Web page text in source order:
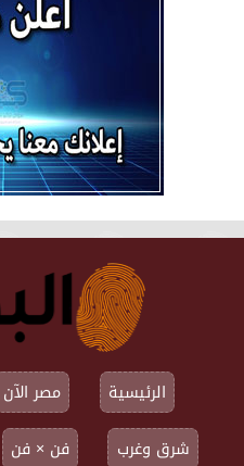
الرئيسية مصر الآن
شرق وغرب
فن × فن